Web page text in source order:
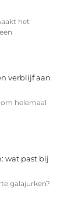
het
verblijf aan
helemaal
wat past bij
galajurken?